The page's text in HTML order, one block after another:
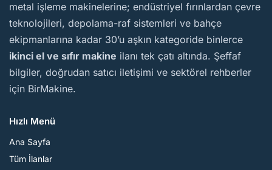
metal işleme makinelerine; endüstriyel fırınlardan çevre
teknolojileri, depolama-raf sistemleri ve bahçe
ekipmanlarına kadar 30’u aşkın kategoride binlerce
ikinci el ve sıfır makine ilanı tek çatı altında. Şeffaf
bilgiler, doğrudan satıcı iletişimi ve sektörel rehberler
için BirMakine.
Hızlı Menü
Ana Sayfa
Tüm İlanlar